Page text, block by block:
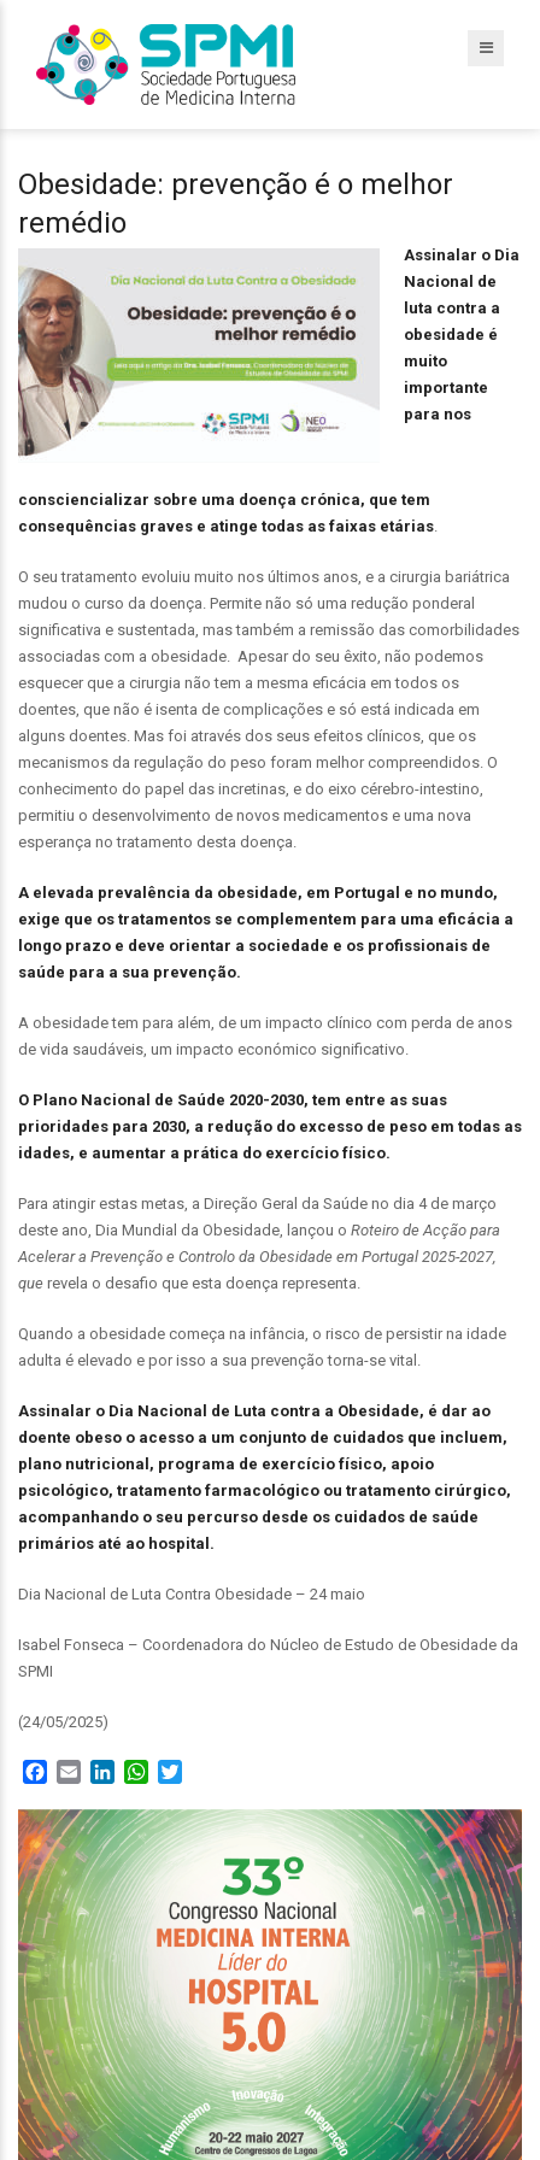
Obesidade: prevenção é o melhor
remédio
Assinalar o Dia
Nacional de
luta contra a
obesidade é
muito
importante
para nos
consciencializar sobre uma doença crónica, que tem
consequências graves e atinge todas as faixas etárias.
O seu tratamento evoluiu muito nos últimos anos, e a cirurgia bariátrica
mudou o curso da doença. Permite não só uma redução ponderal
significativa e sustentada, mas também a remissão das comorbilidades
associadas com a obesidade. Apesar do seu êxito, não podemos
esquecer que a cirurgia não tem a mesma eficácia em todos os
doentes, que não é isenta de complicações e só está indicada em
alguns doentes. Mas foi através dos seus efeitos clínicos, que os
mecanismos da regulação do peso foram melhor compreendidos. O
conhecimento do papel das incretinas, e do eixo cérebro-intestino,
permitiu o desenvolvimento de novos medicamentos e uma nova
esperança no tratamento desta doença.
A elevada prevalência da obesidade, em Portugal e no mundo,
exige que os tratamentos se complementem para uma eficácia a
longo prazo e deve orientar a sociedade e os profissionais de
saúde para a sua prevenção.
A obesidade tem para além, de um impacto clínico com perda de anos
de vida saudáveis, um impacto económico significativo.
O Plano Nacional de Saúde 2020-2030, tem entre as suas
prioridades para 2030, a redução do excesso de peso em todas as
idades, e aumentar a prática do exercício físico.
Para atingir estas metas, a Direção Geral da Saúde no dia 4 de março
deste ano, Dia Mundial da Obesidade, lançou o Roteiro de Acção para
Acelerar a Prevenção e Controlo da Obesidade em Portugal 2025-2027,
que revela o desafio que esta doença representa.
Quando a obesidade começa na infância, o risco de persistir na idade
adulta é elevado e por isso a sua prevenção torna-se vital.
Assinalar o Dia Nacional de Luta contra a Obesidade, é dar ao
doente obeso o acesso a um conjunto de cuidados que incluem,
plano nutricional, programa de exercício físico, apoio
psicológico, tratamento farmacológico ou tratamento cirúrgico,
acompanhando o seu percurso desde os cuidados de saúde
primários até ao hospital.
Dia Nacional de Luta Contra Obesidade – 24 maio
Isabel Fonseca – Coordenadora do Núcleo de Estudo de Obesidade da
SPMI
(24/05/2025)
Facebook
Email LinkedInWhatsApp